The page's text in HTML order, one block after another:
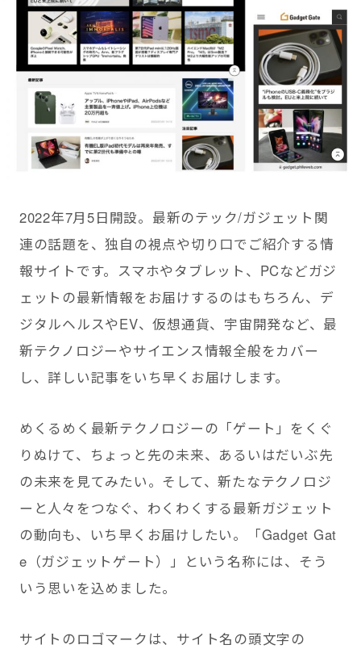
2022年7月5日開設。最新のテック/ガジェット関
連の話題を、独自の視点や切り口でご紹介する情
報サイトです。スマホやタブレット、PCなどガジ
ェットの最新情報をお届けするのはもちろん、デ
ジタルヘルスやEV、仮想通貨、宇宙開発など、最
新テクノロジーやサイエンス情報全般をカバー
し、詳しい記事をいち早くお届けします。
めくるめく最新テクノロジーの「ゲート」をくぐ
りぬけて、ちょっと先の未来、あるいはだいぶ先
の未来を見てみたい。そして、新たなテクノロジ
ーと人々をつなぐ、わくわくする最新ガジェット
の動向も、いち早くお届けしたい。「Gadget Gat
e（ガジェットゲート）」という名称には、そう
いう思いを込めました。
サイトのロゴマークは、サイト名の頭文字の